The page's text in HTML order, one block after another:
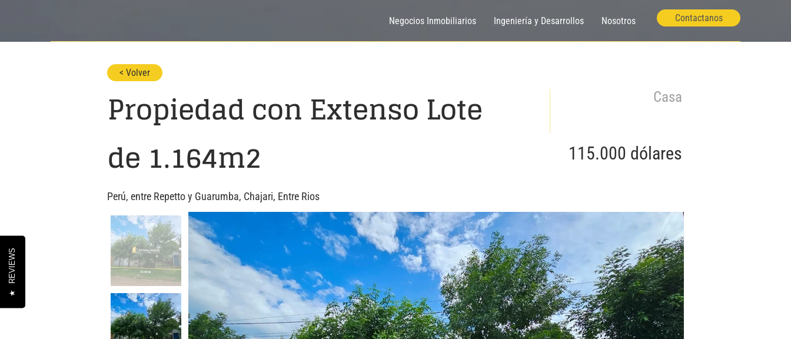
Negocios Inmobiliarios Ingeniería y Desarrollos Nosotros Contactanos
< Volver
Propiedad con Extenso Lote
de 1.164m2
Perú, entre Repetto y Guarumba, Chajari, Entre Rios
Casa
115.000 dólares
★
REVIEWS